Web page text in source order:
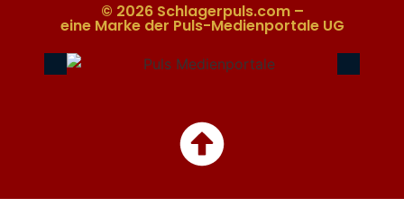
© 2026 Schlagerpuls.com –
eine Marke der Puls-Medienportale UG​